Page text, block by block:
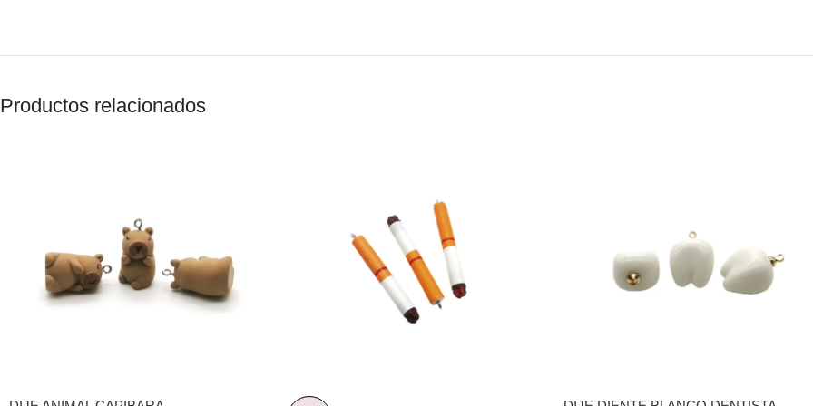
Productos relacionados